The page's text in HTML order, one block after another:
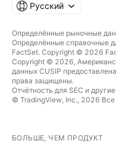
Русский
Определённые рыночные
Определённые справочные
FactSet. Copyright © 2026
Copyright © 2026,
данных CUSIP
права защищены.
Отчётность для SEC и
© TradingView, Inc., 2026
БОЛЬШЕ, ЧЕМ ПРОДУКТ